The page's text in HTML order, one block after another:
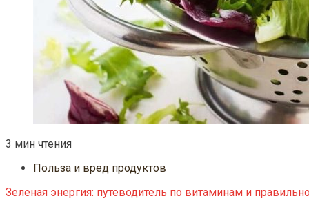
3 мин чтения
Польза и вред продуктов
Зеленая энергия: путеводитель по витаминам и